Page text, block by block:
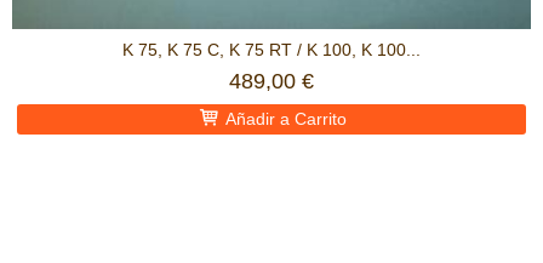
K 75, K 75 C, K 75 RT / K 100, K 100...
489,00 €
Añadir a Carrito